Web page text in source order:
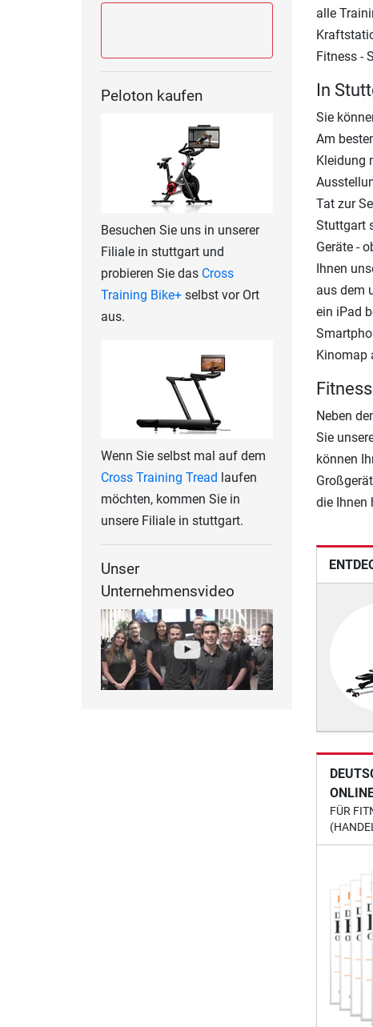
Peloton kaufen
Besuchen Sie uns in unserer
Filiale in stuttgart und
probieren Sie das Cross
Training Bike+ selbst vor Ort
aus.
Wenn Sie selbst mal auf dem
Cross Training Tread laufen
möchten, kommen Sie in
unsere Filiale in stuttgart.
Unser
Unternehmensvideo
alle
Fitness -
In
Sie
Am
Kleidung
Tat zur
Stuttgart
Geräte -
Ihnen
aus dem
ein iPad
Kinomap
Neben
Sie
können
die Ihnen
FÜR